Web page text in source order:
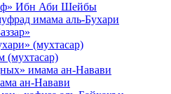
Ибн Аби Шейбы
имама аль-Бухари
(мухтасар)
(мухтасар)
имама ан-Навави
ан-Навави